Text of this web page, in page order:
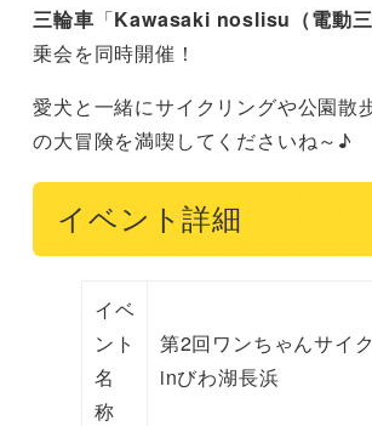
三輪車 「Kawasaki noslisu（電動三
乗会を同時開催！
愛犬と一緒にサイクリングや公園散
の大冒険を満喫してくださいね～♪
イベント詳細
イベ
ント
名
称
第2回ワンちゃんサイ
inびわ湖長浜